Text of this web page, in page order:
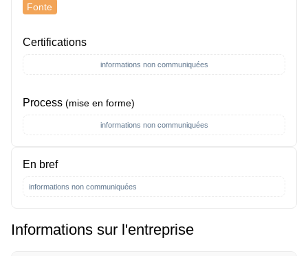
Fonte
Certifications
informations non communiquées
Process (mise en forme)
informations non communiquées
En bref
informations non communiquées
Informations sur l'entreprise